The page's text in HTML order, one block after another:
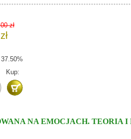
zł
Kup:
NA EMOCJACH. TEORIA